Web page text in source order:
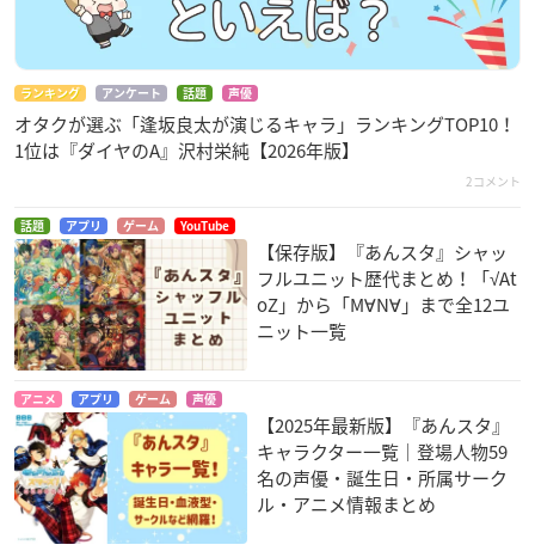
ランキング アンケート 話題 声優
オタクが選ぶ「逢坂良太が演じるキャラ」ランキングTOP10！
1位は『ダイヤのA』沢村栄純【2026年版】
2コメント
話題 アプリ ゲーム YouTube
【保存版】『あんスタ』シャッ
フルユニット歴代まとめ！「√At
oZ」から「M∀N∀」まで全12ユ
ニット一覧
アニメ アプリ ゲーム 声優
【2025年最新版】『あんスタ』
キャラクター一覧｜登場人物59
名の声優・誕生日・所属サーク
ル・アニメ情報まとめ